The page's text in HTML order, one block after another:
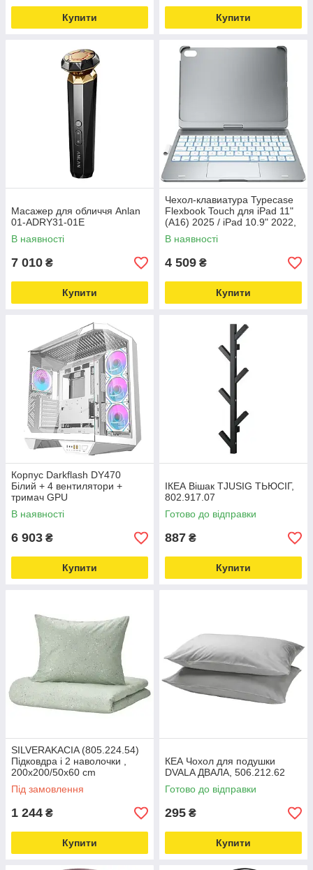
Купити Купити
Масажер для обличчя Anlan
01-ADRY31-01E
В наявності
7 010 ₴
Купити
Чехол-клавиатура Typecase
Flexbook Touch для iPad 11"
(A16) 2025 / iPad 10.9" 2022,
серебристый
В наявності
4 509 ₴
Купити
Корпус Darkflash DY470
Білий + 4 вентилятори +
тримач GPU
В наявності
6 903 ₴
Купити
IКЕА Вішак TJUSIG ТЬЮСІГ,
802.917.07
Готово до відправки
887 ₴
Купити
SILVERAKACIA (805.224.54)
Підковдра і 2 наволочки ,
200x200/50x60 cm
Під замовлення
1 244 ₴
Купити
КЕА Чохол для подушки
DVALA ДВАЛА, 506.212.62
Готово до відправки
295 ₴
Купити